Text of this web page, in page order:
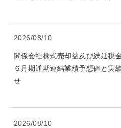
2026/08/10
関係会社株式売却益及び繰延税
６月期通期連結業績予想値と実
せ
2026/08/10